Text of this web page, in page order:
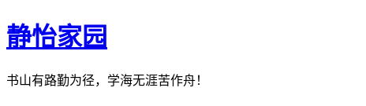
静怡家园
书山有路勤为径，学海无涯苦作舟！